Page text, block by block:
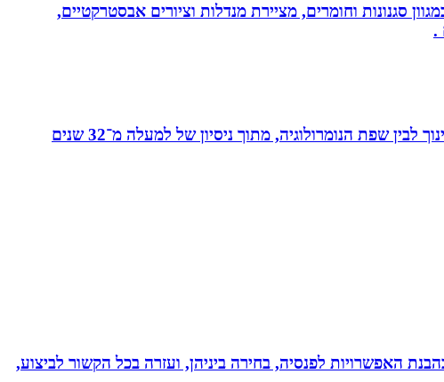
סגנונות וחומרים, מציירת מנדלות וציורים אבסטרקטיים,
.
מאסטר בנומרולוגיה קבלית וטארוט ומפתחת שיטת ”קוד החיבור” - שיטה להורים ולילדים המשלבת בין שפת החינוך לבין שפת הנומרולוגיה, מתוך ניסיון של למעלה מ־32 שנים
האפשרויות לפנסיה, בחירה ביניהן, ועזרה בכל הקשור לביצוע,